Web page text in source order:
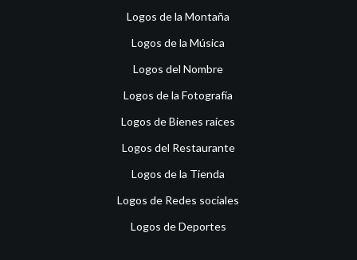
Logos de la Montaña
Logos de la Música
Logos del Nombre
Logos de la Fotografía
Logos de Bienes raíces
Logos del Restaurante
Logos de la Tienda
Logos de Redes sociales
Logos de Deportes